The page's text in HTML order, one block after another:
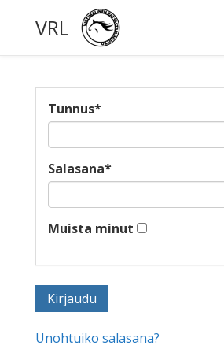
VRL
Tunnus*
Salasana*
Muista minut
Unohtuiko salasana?